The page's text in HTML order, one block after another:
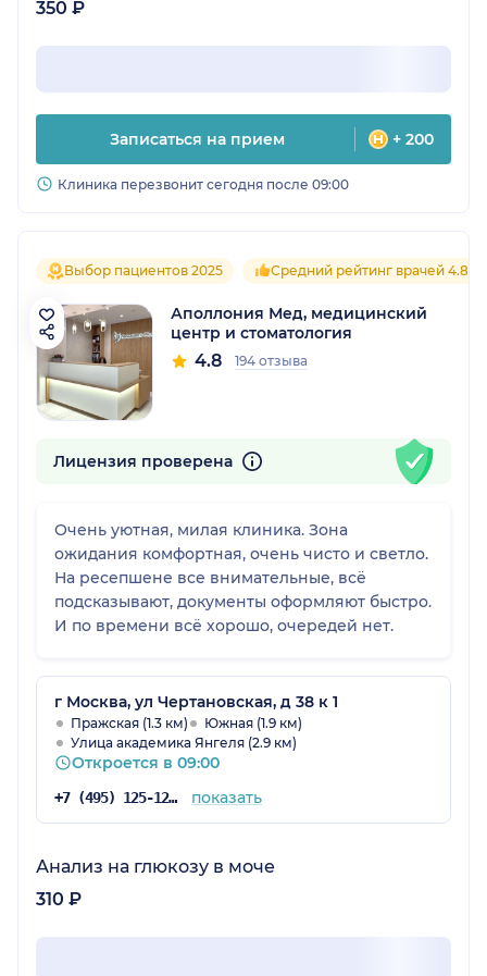
350 ₽
Записаться на прием + 200
Клиника перезвонит сегодня после 09:00
Выбор пациентов 2025 Средний рейтинг врачей 4.8
Аполлония Мед, медицинский
центр и стоматология
4.8 194 отзыва
Лицензия проверена
Очень уютная, милая клиника. Зона
ожидания комфортная, очень чисто и светло.
На ресепшене все внимательные, всё
подсказывают, документы оформляют быстро.
И по времени всё хорошо, очередей нет.
г Москва, ул Чертановская, д 38 к 1
Пражская (1.3 км)
Южная (1.9 км)
Улица академика Янгеля (2.9 км)
Откроется в 09:00
+7 (495) 125-12-92 показать
Анализ на глюкозу в моче
310 ₽